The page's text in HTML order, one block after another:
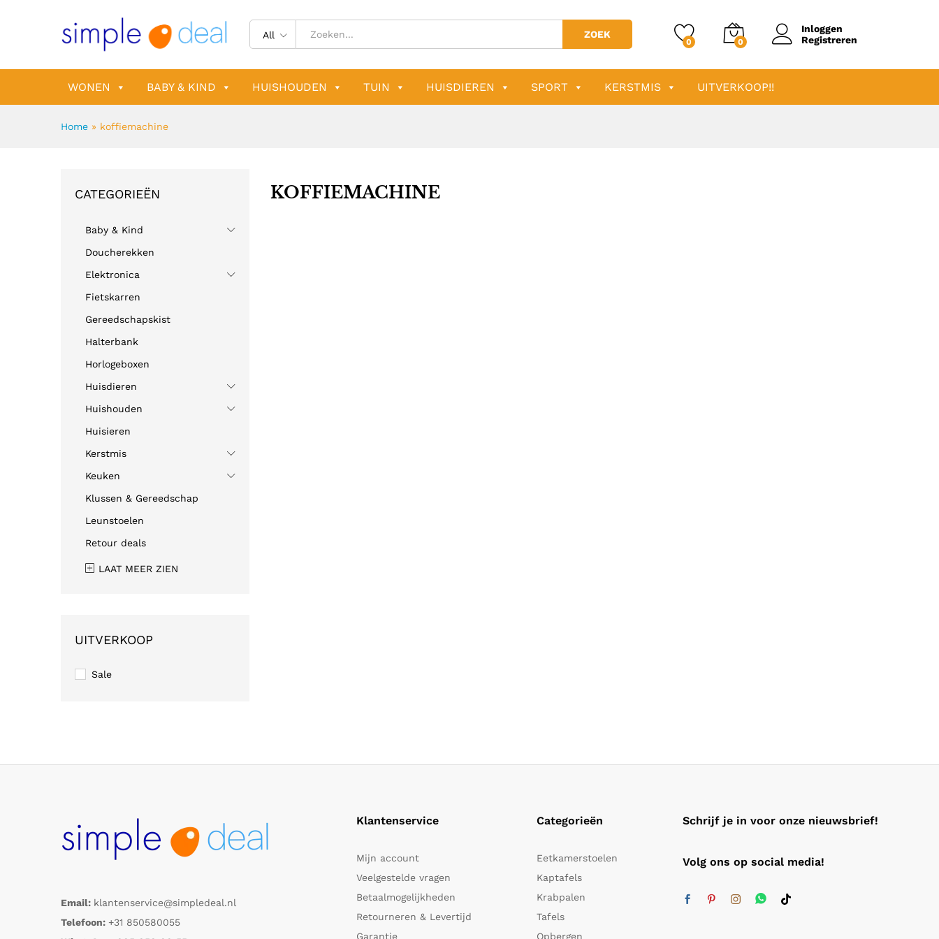
All ZOEK
0 0
Inloggen
Registreren
WONEN BABY & KIND HUISHOUDEN TUIN HUISDIEREN SPORT KERSTMIS UITVERKOOP!!
Home » koffiemachine
KOFFIEMACHINE
CATEGORIEËN
Baby & Kind
Doucherekken
Elektronica
Fietskarren
Gereedschapskist
Halterbank
Horlogeboxen
Huisdieren
Huishouden
Huisieren
Kerstmis
Keuken
Klussen & Gereedschap
Leunstoelen
Retour deals
LAAT MEER ZIEN
UITVERKOOP
Sale
Email: klantenservice@simpledeal.nl
Telefoon: +31 850580055
Klantenservice
Mijn account
Veelgestelde vragen
Betaalmogelijkheden
Retourneren & Levertijd
Garantie
Categorieën
Eetkamerstoelen
Kaptafels
Krabpalen
Tafels
Opbergen
Schrijf je in voor onze nieuwsbrief!
Volg ons op social media!